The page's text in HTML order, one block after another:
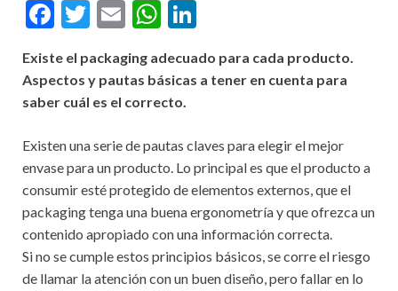
F
e
b
o
k
T
itt
er
E
ai
l
W
at
s
p
p
ke
Existe el packaging adecuado para cada producto.
Aspectos y pautas básicas a tener en cuenta para
saber cuál es el correcto.
Existen una serie de pautas claves para elegir el mejor
envase para un producto. Lo principal es que el producto a
consumir esté protegido de elementos externos, que el
packaging tenga una buena ergonometría y que ofrezca un
contenido apropiado con una información correcta.
Si no se cumple estos principios básicos, se corre el riesgo
de llamar la atención con un buen diseño, pero fallar en lo